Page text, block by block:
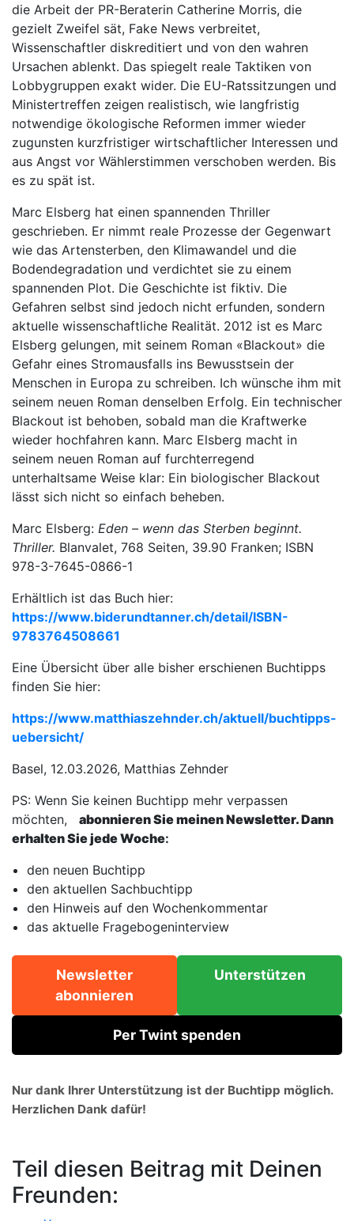
die Arbeit der PR-Beraterin Catherine Morris, die
gezielt Zweifel sät, Fake News verbreitet,
Wissenschaftler diskreditiert und von den wahren
Ursachen ablenkt. Das spiegelt reale Taktiken von
Lobbygruppen exakt wider. Die EU-Ratssitzungen und
Ministertreffen zeigen realistisch, wie langfristig
notwendige ökologische Reformen immer wieder
zugunsten kurzfristiger wirtschaftlicher Interessen und
aus Angst vor Wählerstimmen verschoben werden. Bis
es zu spät ist.
Marc Elsberg hat einen spannenden Thriller
geschrieben. Er nimmt reale Prozesse der Gegenwart
wie das Artensterben, den Klimawandel und die
Bodendegradation und verdichtet sie zu einem
spannenden Plot. Die Geschichte ist fiktiv. Die
Gefahren selbst sind jedoch nicht erfunden, sondern
aktuelle wissenschaftliche Realität. 2012 ist es Marc
Elsberg gelungen, mit seinem Roman «Blackout» die
Gefahr eines Stromausfalls ins Bewusstsein der
Menschen in Europa zu schreiben. Ich wünsche ihm mit
seinem neuen Roman denselben Erfolg. Ein technischer
Blackout ist behoben, sobald man die Kraftwerke
wieder hochfahren kann. Marc Elsberg macht in
seinem neuen Roman auf furchterregend
unterhaltsame Weise klar: Ein biologischer Blackout
lässt sich nicht so einfach beheben.
Marc Elsberg: Eden – wenn das Sterben beginnt.
Thriller. Blanvalet, 768 Seiten, 39.90 Franken; ISBN
978-3-7645-0866-1
Erhältlich ist das Buch hier:
https://www.biderundtanner.ch/detail/ISBN-
9783764508661
Eine Übersicht über alle bisher erschienen Buchtipps
finden Sie hier:
https://www.matthiaszehnder.ch/aktuell/buchtipps-
uebersicht/
Basel, 12.03.2026, Matthias Zehnder
PS: Wenn Sie keinen Buchtipp mehr verpassen
möchten,
abonnieren Sie meinen Newsletter. Dann
erhalten Sie jede Woche:
den neuen Buchtipp
den aktuellen Sachbuchtipp
den Hinweis auf den Wochenkommentar
das aktuelle Fragebogeninterview
Newsletter
abonnieren
Unterstützen
Per Twint spenden
Nur dank Ihrer Unterstützung ist der Buchtipp möglich.
Herzlichen Dank dafür!
Teil diesen Beitrag mit Deinen
Freunden: